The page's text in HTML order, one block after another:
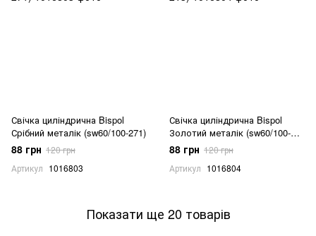
Свічка циліндрична Bispol
Срібний металік (sw60/100-271)
88 грн 120 грн
Артикул 1016803
Свічка циліндрична Bispol
Золотий металік (sw60/100-
213)
88 грн 120 грн
Артикул 1016804
Показати ще 20 товарів